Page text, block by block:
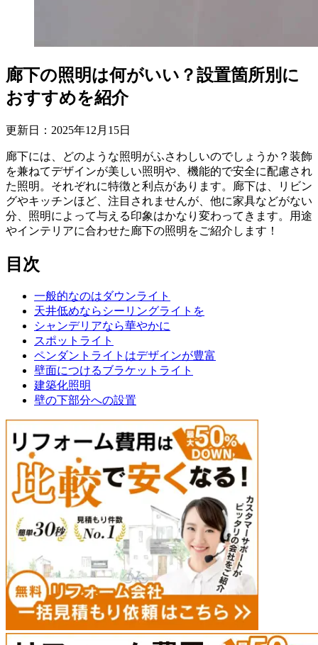
廊下の照明は何がいい？設置箇所別に
おすすめを紹介
更新日： 2025年12 月 15日
廊下には、どのような照明がふさわしいのでしょうか？装飾
を兼ねてデザインが美しい照明や、機能的で安全に配慮され
た照明。それぞれに特徴と利点があります。廊下は、リビン
グやキッチンほど、注目されませんが、他に家具などがない
分、照明によって与える印象はかなり変わってきます。用途
やインテリアに合わせた廊下の照明をご紹介します！
目次
一般的なのはダウンライト
天井低めならシーリングライトを
シャンデリアなら華やかに
スポットライト
ペンダントライトはデザインが豊富
壁面につけるブラケットライト
建築化照明
壁の下部分への設置